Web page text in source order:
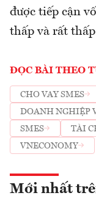
được tiếp cận
thấp và rất
ĐỌC BÀI THEO
CHO VAY SMES
DOANH NGHIỆP
SMES
TÀI
VNECONOMY
Mới nhất